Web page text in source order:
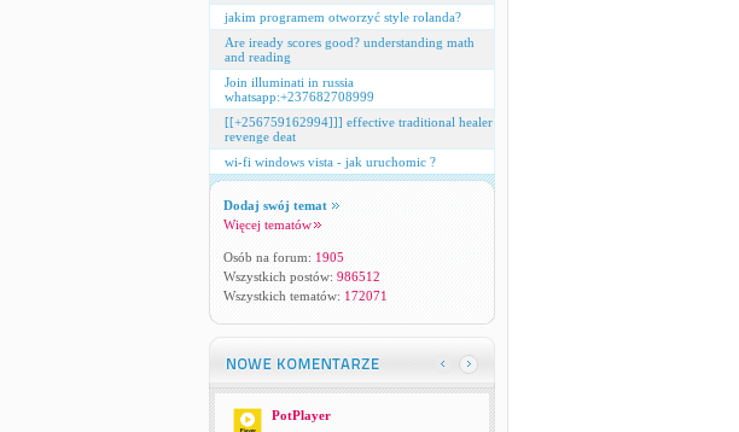
jakim programem otworzyć style rolanda?
Are iready scores good? understanding math
and reading
Join illuminati in russia
whatsapp:+237682708999
[[+256759162994]]] effective traditional healer
revenge deat
wi-fi windows vista - jak uruchomic ?
Dodaj swój temat
Więcej tematów
Osób na forum: 1905
Wszystkich postów: 986512
Wszystkich tematów: 172071
PotPlayer